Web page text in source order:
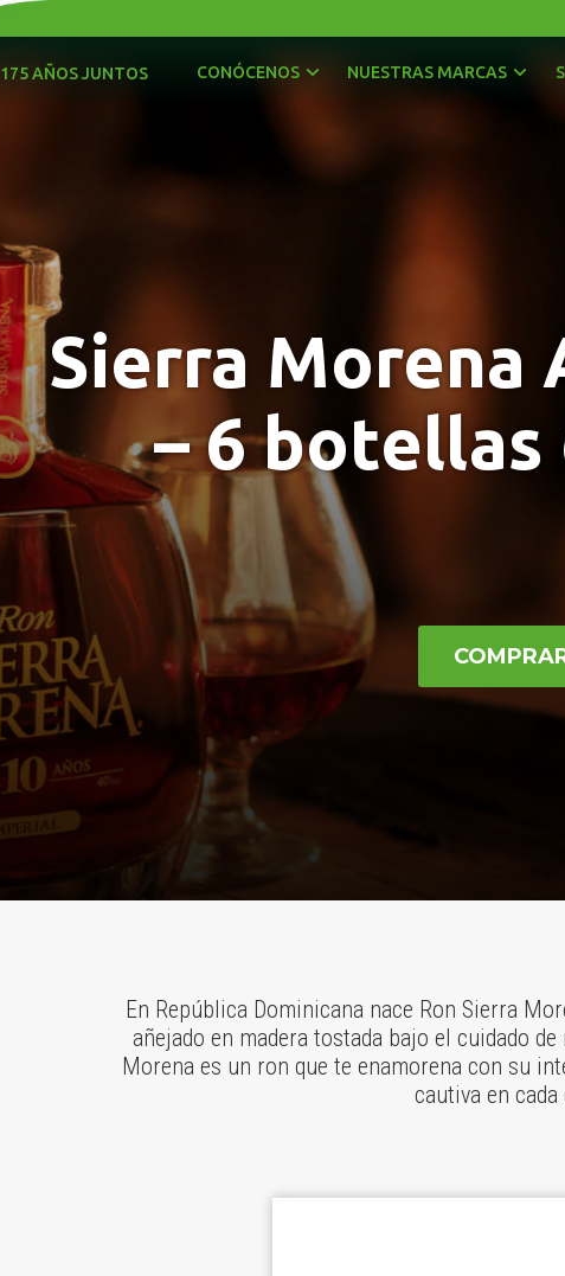
175 AÑOS JUNTOS CONÓCENOS NUESTRAS MARCAS
JUGOS, NÉCTARES Y BEBIDAS
Sierra Morena
– 6 botellas
En República Dominicana nace Ron Sierra
añejado en madera tostada bajo el cuidado
Morena es un ron que te enamorena con su
cautiva en cada